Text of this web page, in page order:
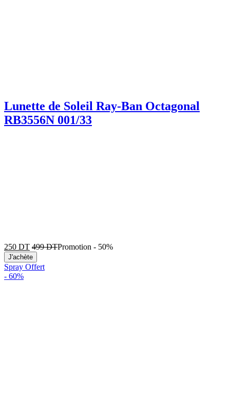
Lunette de Soleil Ray-Ban Octagonal
RB3556N 001/33
250 DT 499DTPromotion - 50%
J'achète
Spray Offert
- 60%